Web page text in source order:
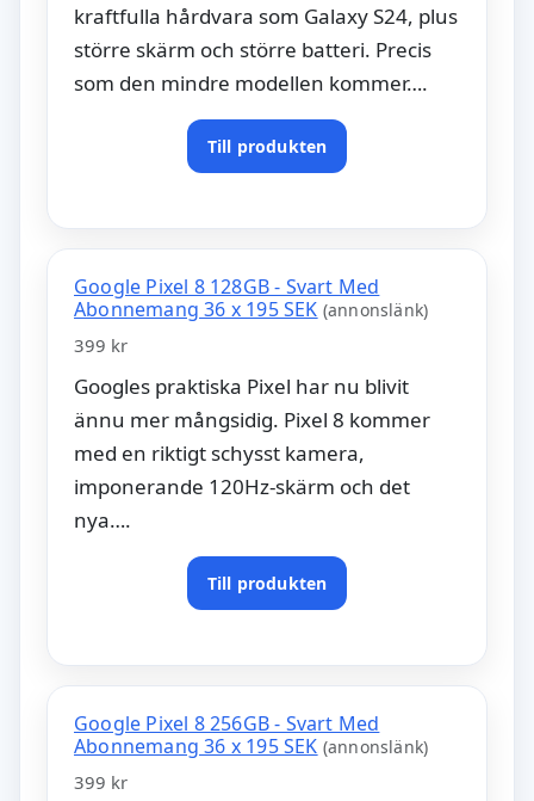
kraftfulla hårdvara som Galaxy S24, plus
större skärm och större batteri. Precis
som den mindre modellen kommer….
Till produkten
Google Pixel 8 128GB - Svart Med
Abonnemang 36 x 195 SEK (annonslänk)
399 kr
Googles praktiska Pixel har nu blivit
ännu mer mångsidig. Pixel 8 kommer
med en riktigt schysst kamera,
imponerande 120Hz-skärm och det
nya….
Till produkten
Google Pixel 8 256GB - Svart Med
Abonnemang 36 x 195 SEK (annonslänk)
399 kr